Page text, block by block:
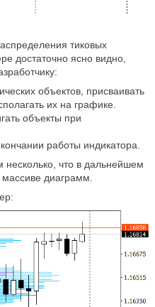
тиковых
достаточно ясно видно,
объектов, присваивать
их на графике.
объекты при
работы индикатора.
что в дальнейшем
диаграмм.